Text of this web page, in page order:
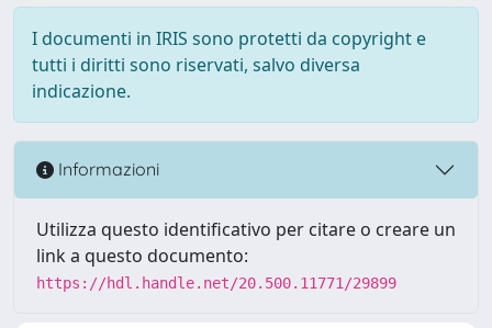
I documenti in IRIS sono protetti da copyright e
tutti i diritti sono riservati, salvo diversa
indicazione.
Informazioni
Utilizza questo identificativo per citare o creare un
link a questo documento:
https://hdl.handle.net/20.500.11771/29899